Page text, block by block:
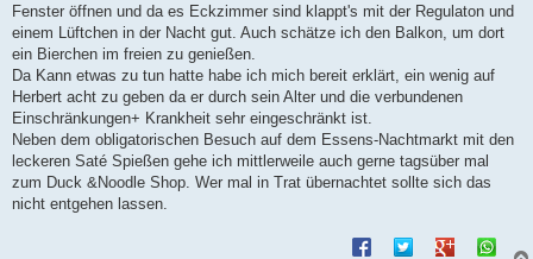
Fenster öffnen und da es Eckzimmer sind klappt's mit der Regulaton und
einem Lüftchen in der Nacht gut. Auch schätze ich den Balkon, um dort
ein Bierchen im freien zu genießen.
Da Kann etwas zu tun hatte habe ich mich bereit erklärt, ein wenig auf
Herbert acht zu geben da er durch sein Alter und die verbundenen
Einschränkungen+ Krankheit sehr eingeschränkt ist.
Neben dem obligatorischen Besuch auf dem Essens-Nachtmarkt mit den
leckeren Saté Spießen gehe ich mittlerweile auch gerne tagsüber mal
zum Duck &Noodle Shop. Wer mal in Trat übernachtet sollte sich das
nicht entgehen lassen.